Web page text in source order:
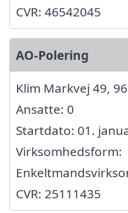
CVR: 46542045
AO-Polering
Klim Markvej 49,
Ansatte: 0
Startdato: 01.
Virksomhedsform:
CVR: 25111435